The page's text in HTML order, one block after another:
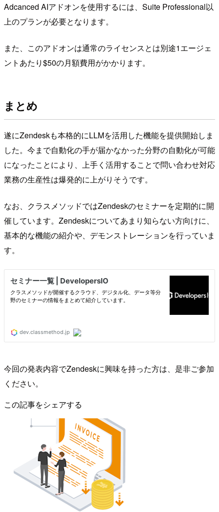
Adcanced AIアドオンを使用するには、Suite Professional以
上のプランが必要となります。
また、このアドオンは通常のライセンスとは別途1エージェ
ントあたり$50の月額費用がかかります。
まとめ
遂にZendeskも本格的にLLMを活用した機能を提供開始しま
した。今まで自動化の手が届かなかった分野の自動化が可能
になったことにより、上手く活用することで問い合わせ対応
業務の生産性は爆発的に上がりそうです。
なお、クラスメソッドではZendeskのセミナーを定期的に開
催しています。Zendeskについてあまり知らない方向けに、
基本的な機能の紹介や、デモンストレーションを行っていま
す。
今回の発表内容でZendeskに興味を持った方は、是非ご参加
ください。
この記事をシェアする